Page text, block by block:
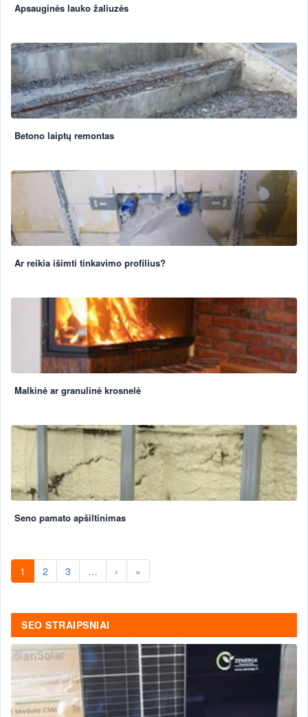
Apsauginės lauko žaliuzės
Betono laiptų remontas
Ar reikia išimti tinkavimo profilius?
Malkinė ar granulinė krosnelė
Seno pamato apšiltinimas
1 2 3 … › »
SEO STRAIPSNIAI